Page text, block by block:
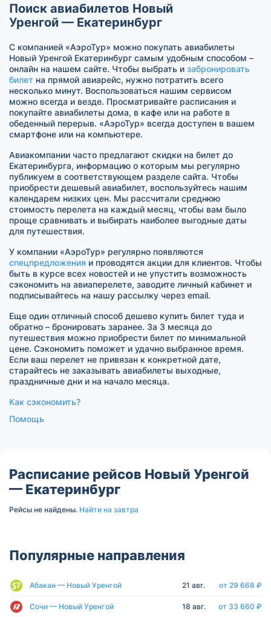
Поиск авиабилетов Новый
Уренгой — Екатеринбург
С компанией «АэроТур» можно покупать авиабилеты
Новый Уренгой Екатеринбург самым удобным способом –
онлайн на нашем сайте. Чтобы выбрать и забронировать
билет на прямой авиарейс, нужно потратить всего
несколько минут. Воспользоваться нашим сервисом
можно всегда и везде. Просматривайте расписания и
покупайте авиабилеты дома, в кафе или на работе в
обеденный перерыв. «АэроТур» всегда доступен в вашем
смартфоне или на компьютере.
Авиакомпании часто предлагают скидки на билет до
Екатеринбурга, информацию о которым мы регулярно
публикуем в соответствующем разделе сайта. Чтобы
приобрести дешевый авиабилет, воспользуйтесь нашим
календарем низких цен. Мы рассчитали среднюю
стоимость перелета на каждый месяц, чтобы вам было
проще сравнивать и выбирать наиболее выгодные даты
для путешествия.
У компании «АэроТур» регулярно появляются
спецпредложения и проводятся акции для клиентов. Чтобы
быть в курсе всех новостей и не упустить возможность
сэкономить на авиаперелете, заводите личный кабинет и
подписывайтесь на нашу рассылку через email.
Еще один отличный способ дешево купить билет туда и
обратно – бронировать заранее. За 3 месяца до
путешествия можно приобрести билет по минимальной
цене. Сэкономить поможет и удачно выбранное время.
Если ваш перелет не привязан к конкретной дате,
старайтесь не заказывать авиабилеты выходные,
праздничные дни и на начало месяца.
Как сэкономить?
Помощь
Расписание рейсов Новый Уренгой
— Екатеринбург
Рейсы не найдены. Найти на завтра
Популярные направления
Абакан — Новый Уренгой 21 авг. от 29 668 ₽
Сочи — Новый Уренгой 18 авг. от 33 660 ₽